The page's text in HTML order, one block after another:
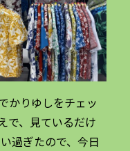
かりゆしをチェッ
で、見ているだけ
過ぎたので、今日